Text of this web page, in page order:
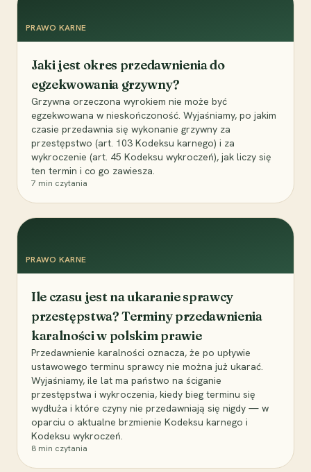
PRAWO KARNE
Jaki jest okres przedawnienia do
egzekwowania grzywny?
Grzywna orzeczona wyrokiem nie może być
egzekwowana w nieskończoność. Wyjaśniamy, po jakim
czasie przedawnia się wykonanie grzywny za
przestępstwo (art. 103 Kodeksu karnego) i za
wykroczenie (art. 45 Kodeksu wykroczeń), jak liczy się
ten termin i co go zawiesza.
7 min czytania
PRAWO KARNE
Ile czasu jest na ukaranie sprawcy
przestępstwa? Terminy przedawnienia
karalności w polskim prawie
Przedawnienie karalności oznacza, że po upływie
ustawowego terminu sprawcy nie można już ukarać.
Wyjaśniamy, ile lat ma państwo na ściganie
przestępstwa i wykroczenia, kiedy bieg terminu się
wydłuża i które czyny nie przedawniają się nigdy — w
oparciu o aktualne brzmienie Kodeksu karnego i
Kodeksu wykroczeń.
8 min czytania